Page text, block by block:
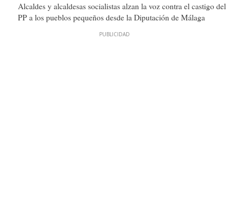
Alcaldes y alcaldesas socialistas alzan la voz contra el castigo del
PP a los pueblos pequeños desde la Diputación de Málaga